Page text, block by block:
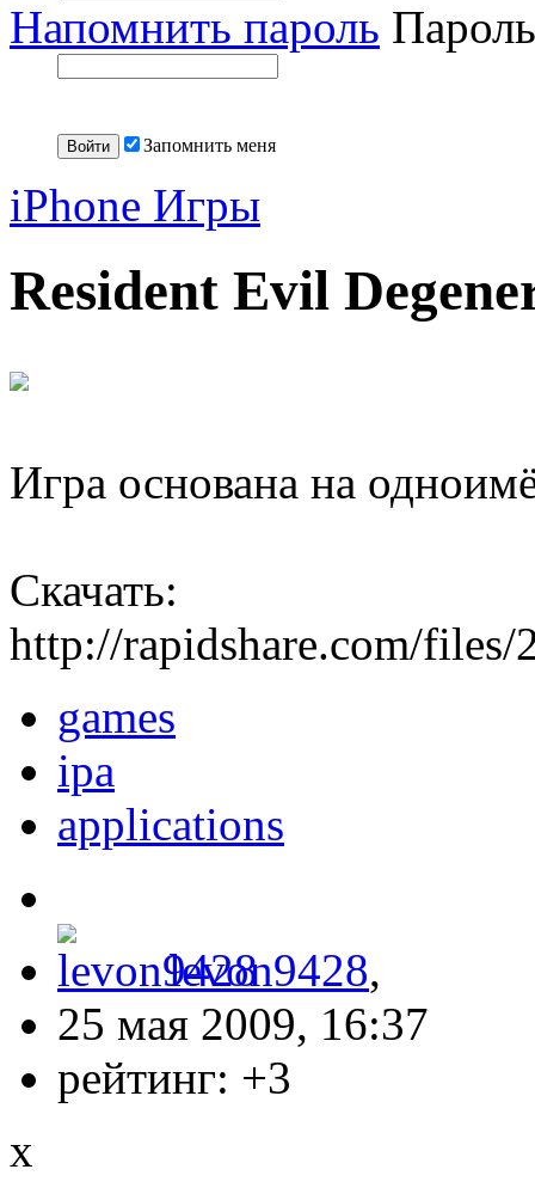
Напомнить пароль
Запомнить меня
iPhone Игры
Resident Evil
Игра основана на
Скачать:
http://rapidshare.com/
games
ipa
applications
levon9428,
25 мая 2009, 16:37
рейтинг: +3
x